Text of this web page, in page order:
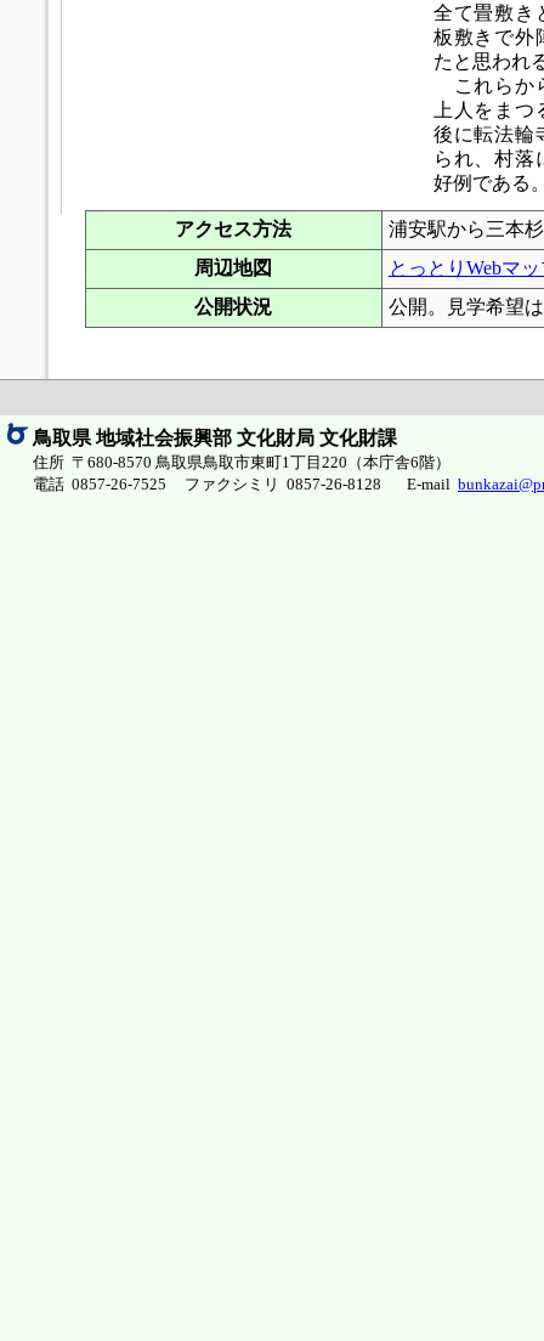
全て畳敷き
板敷きで外
たと思われ
これらか
上人をま
後に転法輪
られ、村落
好例である
アクセス方法
浦安駅から三本
周辺地図
とっとりWebマ
公開状況
公開。見学希望
鳥取県 地域社会振興部 文化財局 文化財課
住所 〒680-8570 鳥取県鳥取市東町1丁目220（本庁舎6階）
電話 0857-26-7525 ファクシミリ 0857-26-8128
E-mail